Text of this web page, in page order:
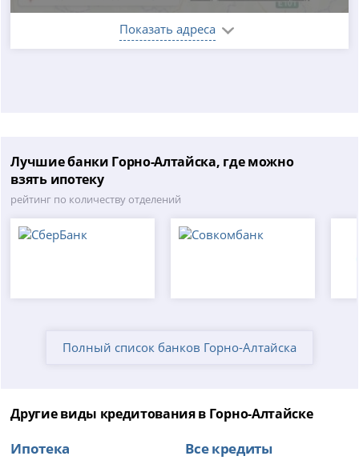
Показать адреса
Лучшие банки Горно-Алтайска, где можно
взять ипотеку
рейтинг по количеству отделений
Полный список банков Горно-Алтайска
Другие виды кредитования в Горно-Алтайске
Ипотека
Все кредиты